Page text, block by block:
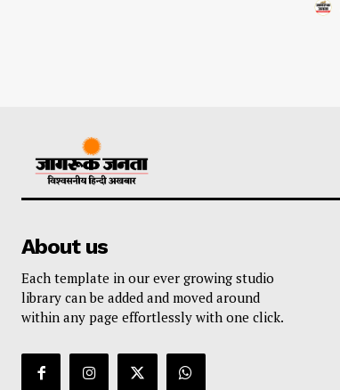
About us
Each template in our ever growing studio
library can be added and moved around
within any page effortlessly with one click.